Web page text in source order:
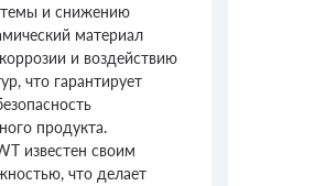
и снижению
материал
и воздействию
что гарантирует
продукта.
известен своим
что делает